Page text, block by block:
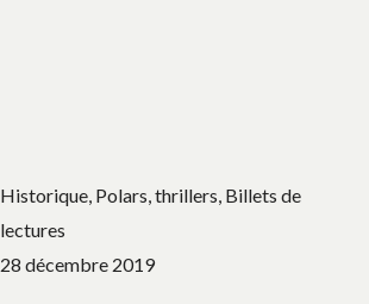
Historique, Polars, thrillers, Billets de
lectures
28 décembre 2019